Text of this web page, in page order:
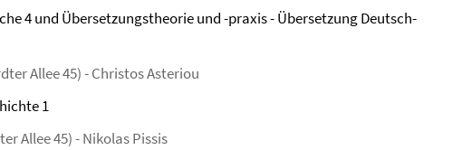
4 und Übersetzungstheorie und -praxis - Übersetzung Deutsch-
Allee 45) - Christos Asteriou
1
Allee 45) - Nikolas Pissis